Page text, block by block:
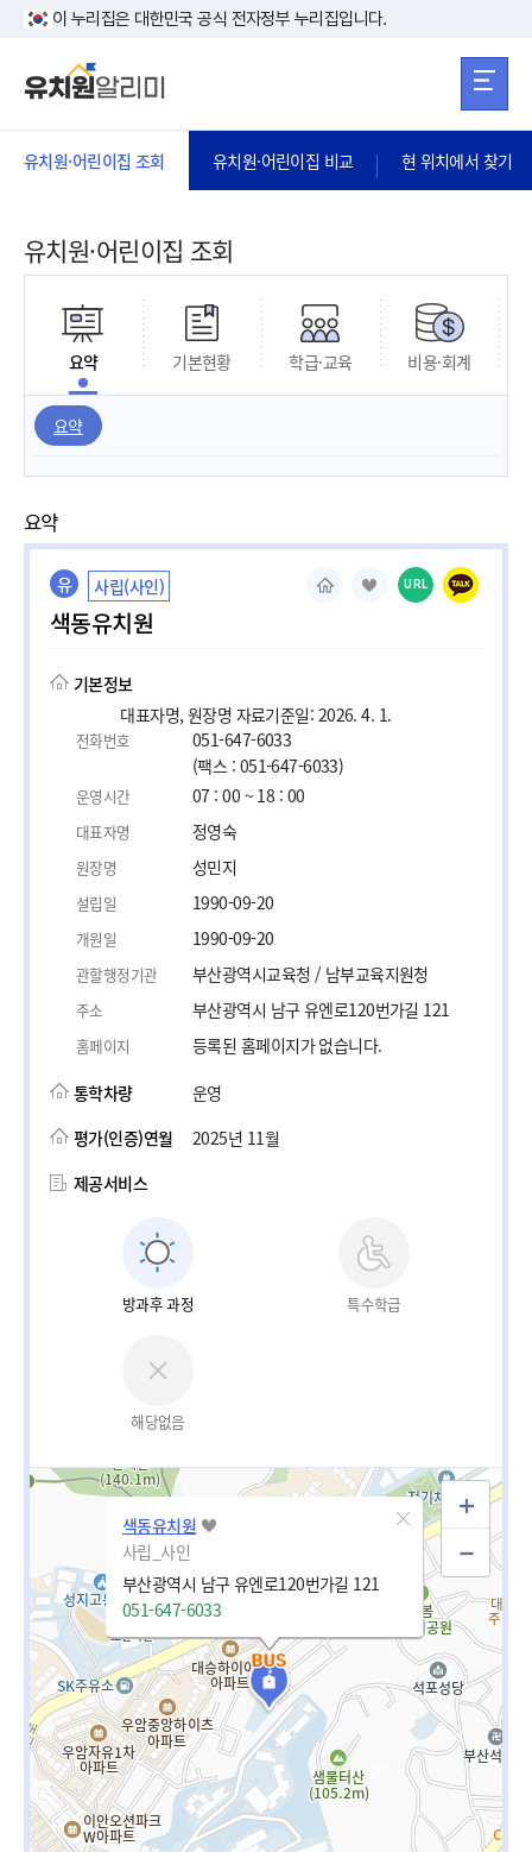
본문 바로가기
이 누리집은 대한민국 공식 전자정부 누리집입니다.
유치원·어린이집 조회 유치원·어린이집 비교 현 위치에서 찾기
유치원·어린이집 조회
요약 기본현황 학급·교육 비용·회계
요약
요약
유 사립(사인)
색동유치원
URL
기본정보
대표자명, 원장명 자료기준일: 2026. 4. 1.
전화번호
051-647-6033
(팩스 : 051-647-6033)
운영시간 07 : 00 ~ 18 : 00
대표자명 정영숙
원장명 성민지
설립일 1990-09-20
개원일 1990-09-20
관할행정기관 부산광역시교육청 / 남부교육지원청
주소 부산광역시 남구 유엔로120번가길 121
홈페이지
등록된 홈페이지가 없습니다.
통학차량
운영
평가(인증)연월
2025년 11월
제공서비스
방과후 과정 특수학급
해당없음
색동유치원
사립_사인
부산광역시 남구 유엔로120번가길 121
051-647-6033